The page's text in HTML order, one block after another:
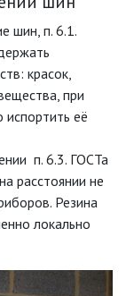
шин, п. 6.1.
красок,
при
её
п. 6.3. ГОСТа
расстоянии не
Резина
локально